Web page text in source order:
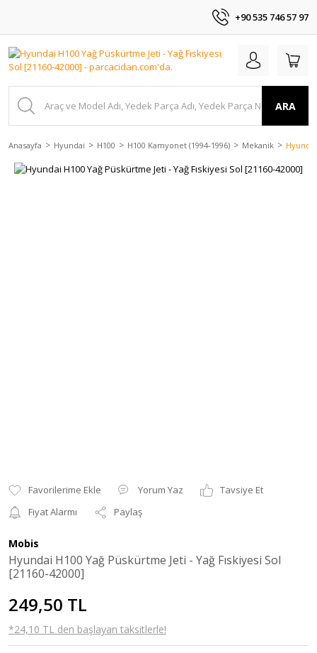
+90 535 746 57 97
ARA
Anasayfa Hyundai H100 H100 Kamyonet (1994-1996) Mekanik
Yorum Yaz
Tavsiye Et
Fiyat Alarmı
Paylaş
Mobis
Hyundai H100 Yağ Püskürtme Jeti - Yağ Fıskiyesi Sol
[21160-42000]
249,50 TL
*24,10 TL den başlayan taksitlerle!